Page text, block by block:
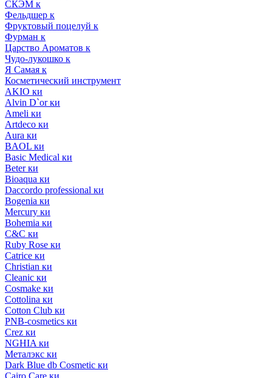
СКЭМ к
Фельдшер к
Фруктовый поцелуй к
Фурман к
Царство Ароматов к
Чудо-лукошко к
Я Самая к
Косметический инструмент
AKIO ки
Alvin D`or ки
Ameli ки
Artdeco ки
Aura ки
BAOL ки
Basic Medical ки
Beter ки
Bioaqua ки
Daccordo professional ки
Bogenia ки
Mercury ки
Bohemia ки
C&C ки
Ruby Rose ки
Catrice ки
Christian ки
Cleanic ки
Cosmake ки
Cottolina ки
Cotton Club ки
PNB-cosmetics ки
Crez ки
NGHIA ки
Металэкс ки
Dark Blue db Cosmetic ки